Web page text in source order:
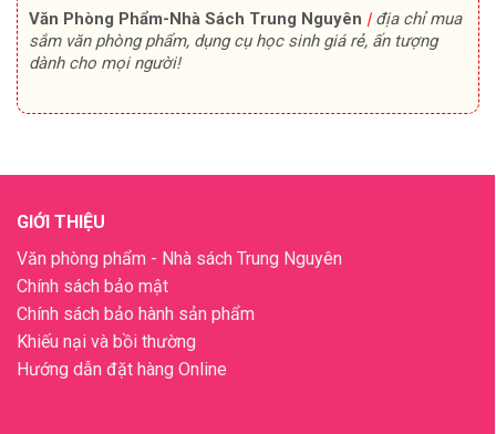
Văn Phòng Phẩm-Nhà Sách Trung Nguyên | địa chỉ mua
sắm văn phòng phẩm, dụng cụ học sinh giá rẻ, ấn tượng
dành cho mọi người!
GIỚI THIỆU
Văn phòng phẩm - Nhà sách Trung Nguyên
Chính sách bảo mật
Chính sách bảo hành sản phẩm
Khiếu nại và bồi thường
Hướng dẫn đặt hàng Online